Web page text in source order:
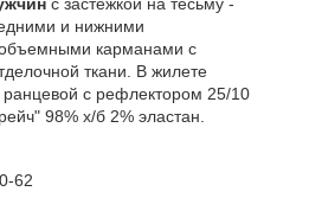
и нижними
карманами с
ткани. В жилете
с рефлектором 25/10
98% х/б 2% эластан.
62